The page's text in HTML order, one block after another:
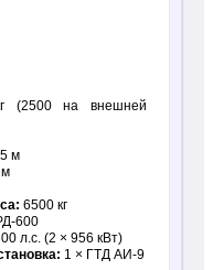
(2500 на внешней
м
м
6500 кг
600
л.с. (2 × 956 кВт)
1 × ГТД АИ-9